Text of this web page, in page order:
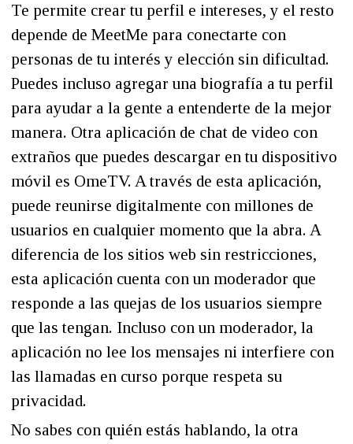
Te permite crear tu perfil e intereses, y el resto
depende de MeetMe para conectarte con
personas de tu interés y elección sin dificultad.
Puedes incluso agregar una biografía a tu perfil
para ayudar a la gente a entenderte de la mejor
manera. Otra aplicación de chat de video con
extraños que puedes descargar en tu dispositivo
móvil es OmeTV. A través de esta aplicación,
puede reunirse digitalmente con millones de
usuarios en cualquier momento que la abra. A
diferencia de los sitios web sin restricciones,
esta aplicación cuenta con un moderador que
responde a las quejas de los usuarios siempre
que las tengan. Incluso con un moderador, la
aplicación no lee los mensajes ni interfiere con
las llamadas en curso porque respeta su
privacidad.
No sabes con quién estás hablando, la otra